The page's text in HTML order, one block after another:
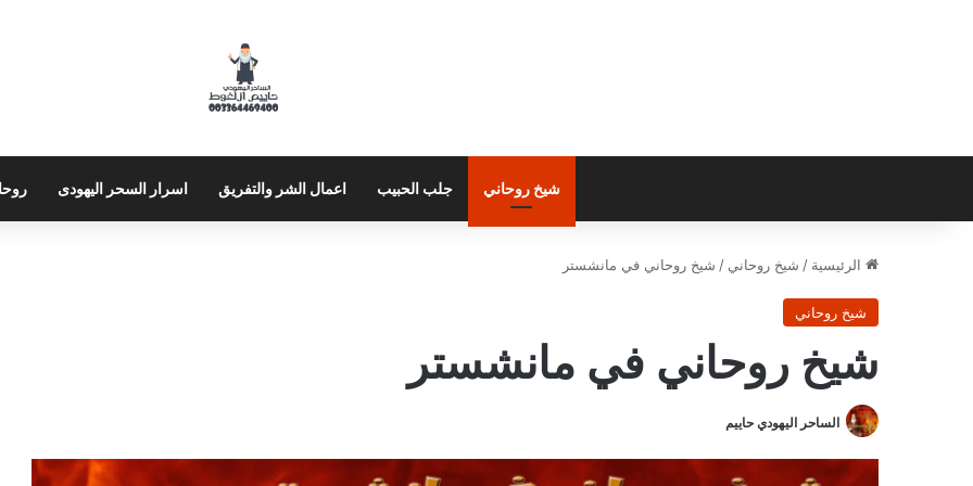
شيخ روحاني جلب الحبيب اعمال الشر والتفريق اسرار السحر اليهودى
الرئيسية / شيخ روحاني / شيخ روحاني في مانشستر
شيخ روحاني
شيخ روحاني في مانشستر
الساحر اليهودي حاييم